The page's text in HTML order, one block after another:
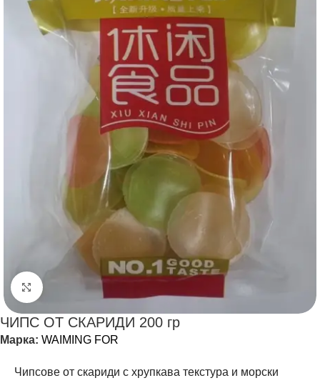
Щракнете за уголемяване
ЧИПС ОТ СКАРИДИ 200 гр
Марка: WAIMING FOR
Чипсове от скариди с хрупкава текстура и морски